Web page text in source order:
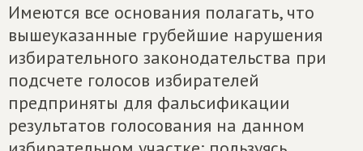
Имеются все основания полагать, что
вышеуказанные грубейшие нарушения
избирательного законодательства при
подсчете голосов избирателей
предприняты для фальсификации
результатов голосования на данном